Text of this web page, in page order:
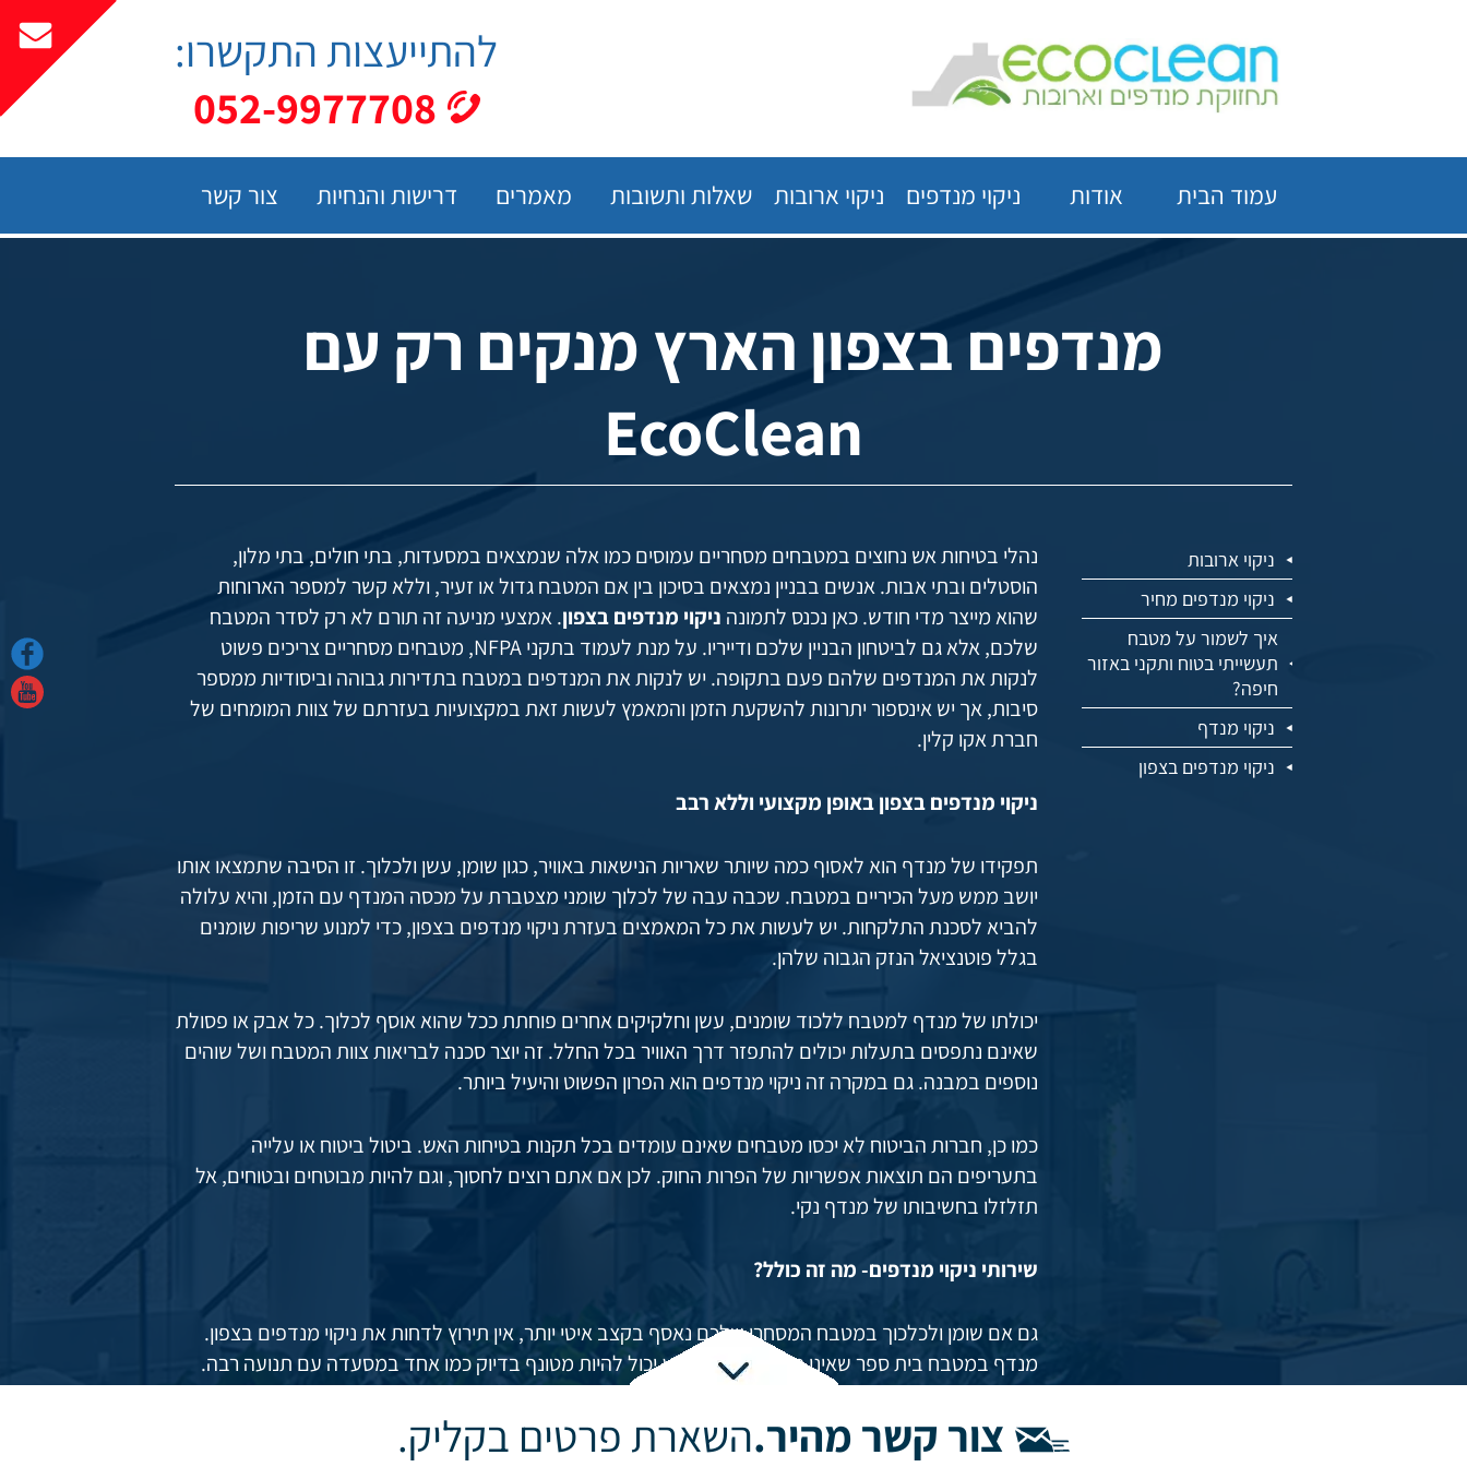
להתייעצות התקשרו:
052-9977708
עמוד הבית אודות ניקוי מנדפים ניקוי ארובות שאלות ותשובות מאמרים דרישות והנחיות צור קשר
מנדפים בצפון הארץ מנקים רק עם
EcoClean
ניקוי ארובות
ניקוי מנדפים מחיר
איך לשמור על מטבח
תעשייתי בטוח ותקני באזור
חיפה?
ניקוי מנדף
ניקוי מנדפים בצפון
נהלי בטיחות אש נחוצים במטבחים מסחריים עמוסים כמו אלה שנמצאים במסעדות, בתי חולים, בתי מלון,
הוסטלים ובתי אבות. אנשים בבניין נמצאים בסיכון בין אם המטבח גדול או זעיר, וללא קשר למספר הארוחות
שהוא מייצר מדי חודש. כאן נכנס לתמונה ניקוי מנדפים בצפון. אמצעי מניעה זה תורם לא רק לסדר המטבח
שלכם, אלא גם לביטחון הבניין שלכם ודייריו. על מנת לעמוד בתקני NFPA, מטבחים מסחריים צריכים פשוט
לנקות את המנדפים שלהם פעם בתקופה. יש לנקות את המנדפים במטבח בתדירות גבוהה וביסודיות ממספר
סיבות, אך יש אינספור יתרונות להשקעת הזמן והמאמץ לעשות זאת במקצועיות בעזרתם של צוות המומחים של
חברת אקו קלין.
ניקוי מנדפים בצפון באופן מקצועי וללא רבב
תפקידו של מנדף הוא לאסוף כמה שיותר שאריות הנישאות באוויר, כגון שומן, עשן ולכלוך. זו הסיבה שתמצאו אותו
יושב ממש מעל הכיריים במטבח. שכבה עבה של לכלוך שומני מצטברת על מכסה המנדף עם הזמן, והיא עלולה
להביא לסכנת התלקחות. יש לעשות את כל המאמצים בעזרת ניקוי מנדפים בצפון, כדי למנוע שריפות שומנים
בגלל פוטנציאל הנזק הגבוה שלהן.
יכולתו של מנדף למטבח ללכוד שומנים, עשן וחלקיקים אחרים פוחתת ככל שהוא אוסף לכלוך. כל אבק או פסולת
שאינם נתפסים בתעלות יכולים להתפזר דרך האוויר בכל החלל. זה יוצר סכנה לבריאות צוות המטבח ושל שוהים
נוספים במבנה. גם במקרה זה ניקוי מנדפים הוא הפרון הפשוט והיעיל ביותר.
כמו כן, חברות הביטוח לא יכסו מטבחים שאינם עומדים בכל תקנות בטיחות האש. ביטול ביטוח או עלייה
בתעריפים הם תוצאות אפשריות של הפרות החוק. לכן אם אתם רוצים לחסוך, וגם להיות מבוטחים ובטוחים, אל
תזלזלו בחשיבותו של מנדף נקי.
שירותי ניקוי מנדפים- מה זה כולל?
גם אם שומן ולכלכוך במטבח המסחרי שלכם נאסף בקצב איטי יותר, אין תירוץ לדחות את ניקוי מנדפים בצפון.
מנדף במטבח בית ספר שאינו מנוקה באופן קבוע יכול להיות מטונף בדיוק כמו אחד במסעדה עם תנועה רבה.
אמנם ניתן לנקות את המנדף לבד, אך לא מומלץ לעשות. ניקוי מנדף הוא תהליך מייגע, לא נעים וגוזל זמן. קל
לפספס חלק חיוני אותו חשוב לנקות, אם לא ניקיתם מנדף קודם. מנגד, כאשר מביאים אנשי מקצוע, המשימה
מתבצעת במהירות ובדייקנות. להזמנת שירותי ניקוי מנדפים חייגו לחברת אקו קלין עוד היום.
צור קשר מהיר.השארת פרטים בקליק.